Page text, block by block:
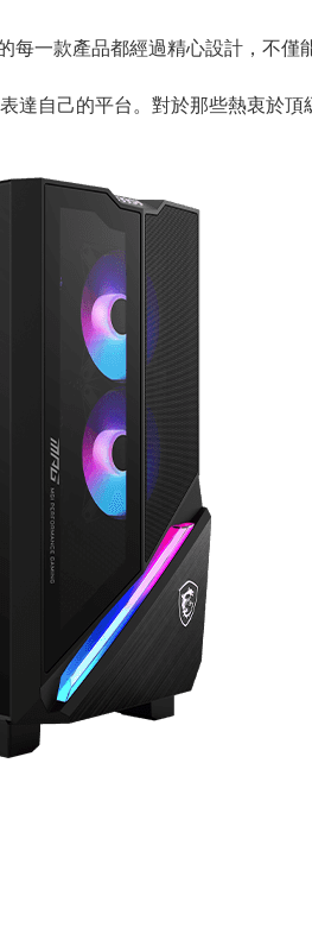
每一款產品都經過精心設計，不僅
自己的平台。對於那些熱衷於頂